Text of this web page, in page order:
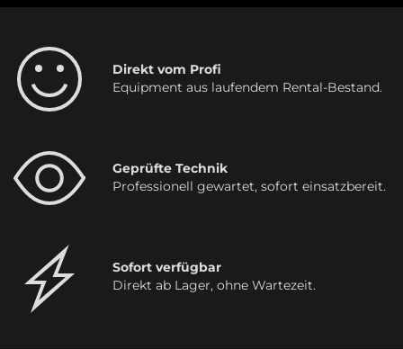
Direkt vom Profi
Equipment aus laufendem Rental-Bestand.
Geprüfte Technik
Professionell gewartet, sofort einsatzbereit.
Sofort verfügbar
Direkt ab Lager, ohne Wartezeit.